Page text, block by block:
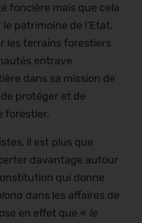
foncière mais que cela
patrimoine de l’Etat.
les terrains forestiers
entrave
dans sa mission de
protéger et de
forestier.
il est plus que
davantage autour
qui donne
dans les affaires de
en effet que « le